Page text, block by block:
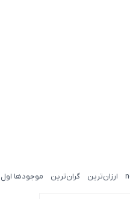
ارزان‌ترین گران‌ترین موجودها اول